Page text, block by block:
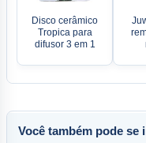
Disco cerâmico
Tropica para
difusor 3 em 1
Você também pode se